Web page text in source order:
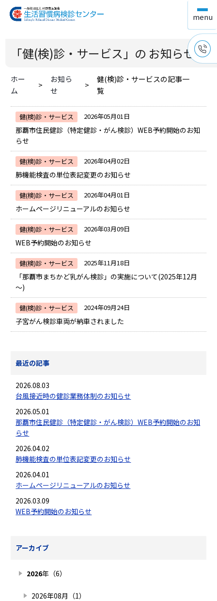
「健(検)診・サービス」の お知らせ
ホー
ム
お知ら
せ
健(検)診・サービスの記事一
覧
健(検)診・サービス 2026年05月01日
那覇市住民健診（特定健診・がん検診）WEB予約開始のお知
らせ
健(検)診・サービス 2026年04月02日
肺機能検査の単位表記変更のお知らせ
健(検)診・サービス 2026年04月01日
ホームページリニューアルのお知らせ
健(検)診・サービス 2026年03月09日
WEB予約開始のお知らせ
健(検)診・サービス 2025年11月18日
「那覇市まちかど乳がん検診」の実施について(2025年12月
～)
健(検)診・サービス 2024年09月24日
子宮がん検診車両が納車されました
最近の記事
2026.08.03
台風接近時の健診業務体制のお知らせ
2026.05.01
那覇市住民健診（特定健診・がん検診）WEB予約開始のお知
らせ
2026.04.02
肺機能検査の単位表記変更のお知らせ
2026.04.01
ホームページリニューアルのお知らせ
2026.03.09
WEB予約開始のお知らせ
アーカイブ
2026年（6）
2026年08月（1）